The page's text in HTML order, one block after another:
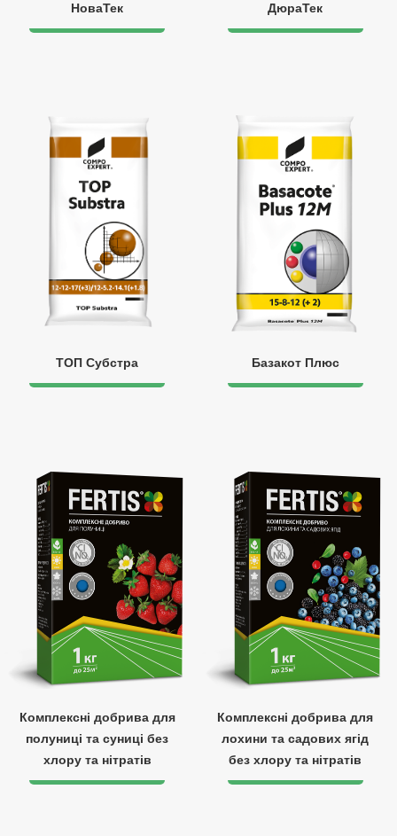
НоваТек ДюраТек
ТОП Субстра Базакот Плюс
Комплексні добрива для
полуниці та суниці без
хлору та нітратів
Комплексні добрива для
лохини та садових ягід
без хлору та нітратів